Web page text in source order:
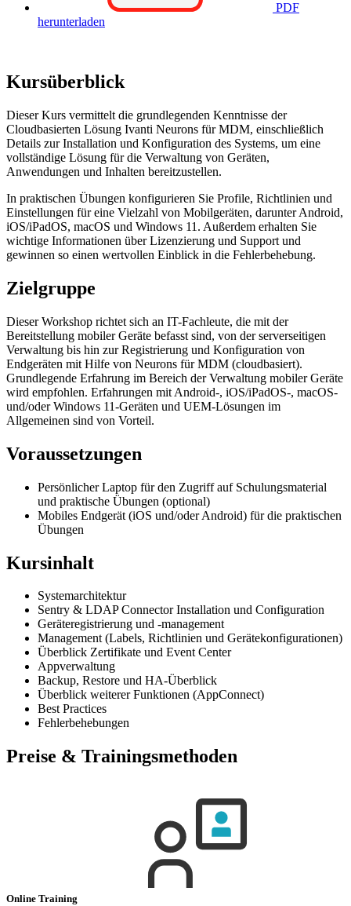
PDF
herunterladen
Kursüberblick
Dieser Kurs vermittelt die grundlegenden Kenntnisse der
Cloudbasierten Lösung Ivanti Neurons für MDM, einschließlich
Details zur Installation und Konfiguration des Systems, um eine
vollständige Lösung für die Verwaltung von Geräten,
Anwendungen und Inhalten bereitzustellen.
In praktischen Übungen konfigurieren Sie Profile, Richtlinien und
Einstellungen für eine Vielzahl von Mobilgeräten, darunter Android,
iOS/iPadOS, macOS und Windows 11. Außerdem erhalten Sie
wichtige Informationen über Lizenzierung und Support und
gewinnen so einen wertvollen Einblick in die Fehlerbehebung.
Zielgruppe
Dieser Workshop richtet sich an IT-Fachleute, die mit der
Bereitstellung mobiler Geräte befasst sind, von der serverseitigen
Verwaltung bis hin zur Registrierung und Konfiguration von
Endgeräten mit Hilfe von Neurons für MDM (cloudbasiert).
Grundlegende Erfahrung im Bereich der Verwaltung mobiler Geräte
wird empfohlen. Erfahrungen mit Android-, iOS/iPadOS-, macOS-
und/oder Windows 11-Geräten und UEM-Lösungen im
Allgemeinen sind von Vorteil.
Voraussetzungen
Persönlicher Laptop für den Zugriff auf Schulungsmaterial
und praktische Übungen (optional)
Mobiles Endgerät (iOS und/oder Android) für die praktischen
Übungen
Kursinhalt
Systemarchitektur
Sentry & LDAP Connector Installation und Configuration
Geräteregistrierung und -management
Management (Labels, Richtlinien und Gerätekonfigurationen)
Überblick Zertifikate und Event Center
Appverwaltung
Backup, Restore und HA-Überblick
Überblick weiterer Funktionen (AppConnect)
Best Practices
Fehlerbehebungen
Preise & Trainingsmethoden
Online Training